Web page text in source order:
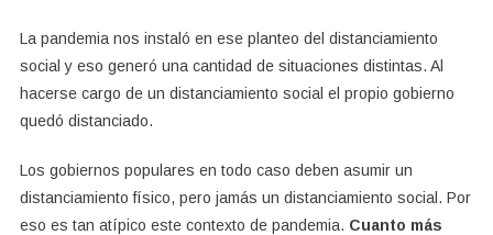
La pandemia nos instaló en ese planteo del distanciamiento
social y eso generó una cantidad de situaciones distintas. Al
hacerse cargo de un distanciamiento social el propio gobierno
quedó distanciado.
Los gobiernos populares en todo caso deben asumir un
distanciamiento físico, pero jamás un distanciamiento social. Por
eso es tan atípico este contexto de pandemia. Cuanto más